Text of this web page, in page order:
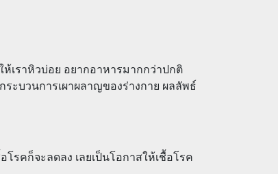
เราหิวบ่อย อยากอาหารมากกว่าปกติ
ะบวนการเผาผลาญของร่างกาย ผลลัพธ์
รคก็จะลดลง เลยเป็นโอกาสให้เชื้อโรค